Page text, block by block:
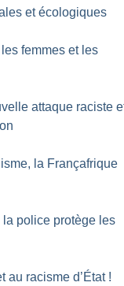
et écologiques
femmes et les
attaque raciste
la Françafrique
la police protège les
au racisme d’État !